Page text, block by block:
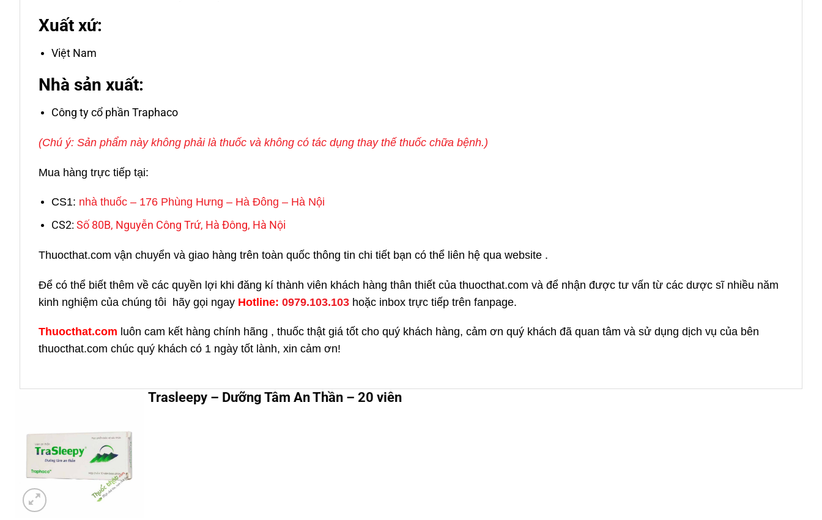
Xuất xứ:
Việt Nam
Nhà sản xuất:
Công ty cổ phần Traphaco
(Chú ý: Sản phẩm này không phải là thuốc và không có tác dụng thay thế thuốc chữa bệnh.)
Mua hàng trực tiếp tại:
CS1: nhà thuốc – 176 Phùng Hưng – Hà Đông – Hà Nội
CS2: Số 80B, Nguyễn Công Trứ, Hà Đông, Hà Nội
Thuocthat.com vận chuyển và giao hàng trên toàn quốc thông tin chi tiết bạn có thể liên hệ qua website .
Để có thể biết thêm về các quyền lợi khi đăng kí thành viên khách hàng thân thiết của thuocthat.com và để nhận được tư vấn từ các dược sĩ nhiều năm
kinh nghiệm của chúng tôi hãy gọi ngay Hotline: 0979.103.103 hoặc inbox trực tiếp trên fanpage.
Thuocthat.com luôn cam kết hàng chính hãng , thuốc thật giá tốt cho quý khách hàng, cảm ơn quý khách đã quan tâm và sử dụng dịch vụ của bên
thuocthat.com chúc quý khách có 1 ngày tốt lành, xin cảm ơn!
Trasleepy – Dưỡng Tâm An Thần – 20 viên